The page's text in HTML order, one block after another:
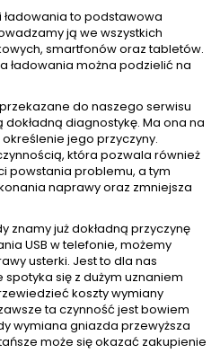
to podstawowa
ją we wszystkich
smartfonów oraz tabletów.
ładowania można podzielić na
do naszego serwisu
diagnostykę. Ma ona na
jego przyczyny.
która pozwala również
powstania problemu, a tym
naprawy oraz zmniejsza
znamy już dokładną przyczynę
USB w telefonie, możemy
usterki. Jest to dla nas
się z dużym uznaniem
koszty wymiany
ta czynność jest bowiem
wymiana gniazda przewyższa
może się okazać zakupienie